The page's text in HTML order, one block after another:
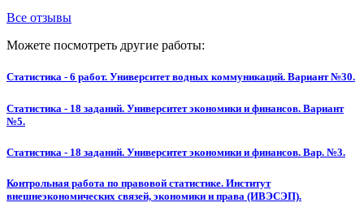
Все отзывы
Можете посмотреть другие работы:
Статистика - 6 работ. Университет водных коммуникаций. Вариант №30.
Статистика - 18 заданий. Университет экономики и финансов. Вариант
№5.
Статистика - 18 заданий. Университет экономики и финансов. Вар. №3.
Контрольная работа по правовой статистике. Институт
внешнеэкономических связей, экономики и права (ИВЭСЭП).